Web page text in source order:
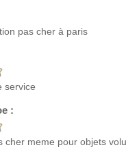
pas cher à paris
service
:
cher meme pour objets